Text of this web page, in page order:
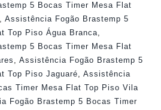
5 Bocas Timer Mesa Flat
, Assistência Fogão Brastemp 5
Top Piso Água Branca,
5 Bocas Timer Mesa Flat
, Assistência Fogão Brastemp 5
Top Piso Jaguaré, Assistência
Timer Mesa Flat Top Piso Vila
Fogão Brastemp 5 Bocas Timer